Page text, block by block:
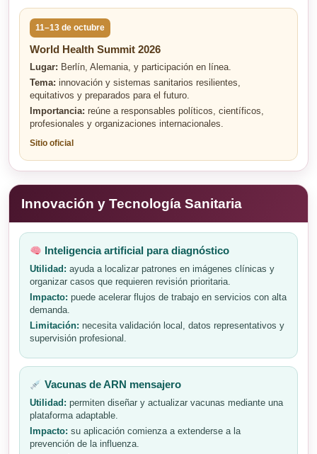
11–13 de octubre
World Health Summit 2026
Lugar: Berlín, Alemania, y participación en línea.
Tema: innovación y sistemas sanitarios resilientes,
equitativos y preparados para el futuro.
Importancia: reúne a responsables políticos, científicos,
profesionales y organizaciones internacionales.
Sitio oficial
Innovación y Tecnología Sanitaria
Inteligencia artificial para diagnóstico
Utilidad: ayuda a localizar patrones en imágenes clínicas y
organizar casos que requieren revisión prioritaria.
Impacto: puede acelerar flujos de trabajo en servicios con alta
demanda.
Limitación: necesita validación local, datos representativos y
supervisión profesional.
Vacunas de ARN mensajero
Utilidad: permiten diseñar y actualizar vacunas mediante una
plataforma adaptable.
Impacto: su aplicación comienza a extenderse a la
prevención de la influenza.